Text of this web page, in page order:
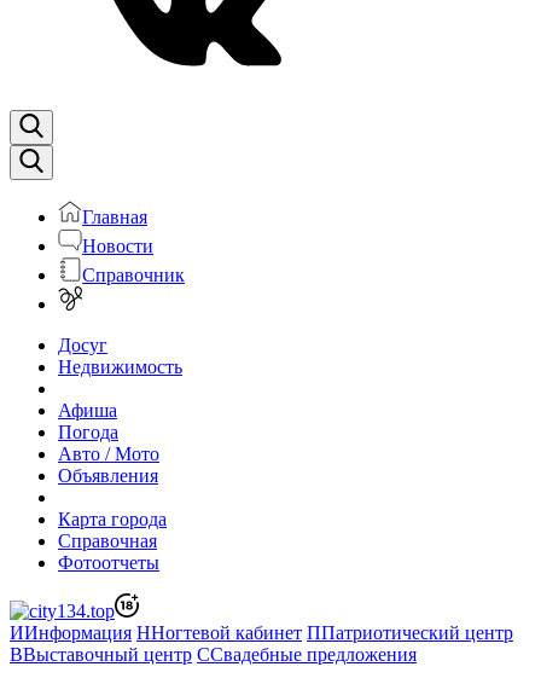
Главная
Новости
Справочник
Досуг
Недвижимость
Афиша
Погода
Авто / Мото
Объявления
Карта города
Справочная
Фотоотчеты
ИИнформация ННогтевой кабинет ППатриотический центр
ВВыставочный центр ССвадебные предложения